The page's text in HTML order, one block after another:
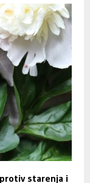
starenja i